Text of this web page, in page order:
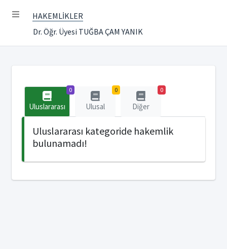
HAKEMLİKLER
Dr. Öğr. Üyesi TUĞBA ÇAM YANIK
0
Uluslararası
0
Ulusal
0
Diğer
Uluslararası kategoride hakemlik
bulunamadı!